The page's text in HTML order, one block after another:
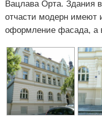
Вацлава Орта. Здания
отчасти модерн имеют
оформление фасада, а